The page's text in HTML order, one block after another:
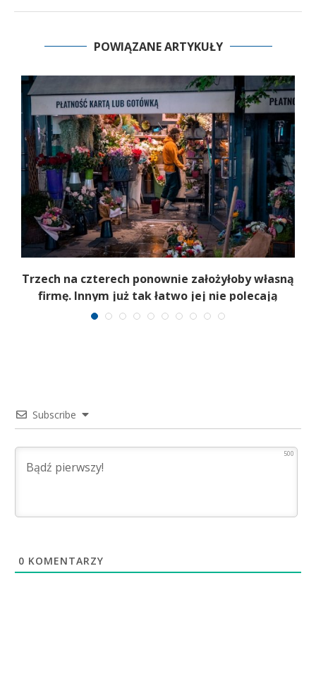
POWIĄZANE ARTYKUŁY
Trzech na czterech ponownie założyłoby własną
firmę. Innym już tak łatwo jej nie polecają
Subscribe
500
0 KOMENTARZY